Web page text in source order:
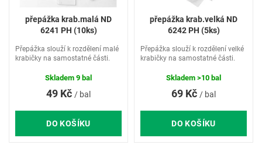
přepážka krab.malá ND
6241 PH (10ks)
49 Kč / bal
DO KOŠÍKU
Přepážka slouží k rozdělení malé
krabičky na samostatné části.
Skladem 9 bal
přepážka krab.velká ND
6242 PH (5ks)
69 Kč / bal
DO KOŠÍKU
Přepážka slouží k rozdělení velké
krabičky na samostatné části.
Skladem >10 bal